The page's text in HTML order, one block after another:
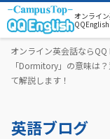
オンライ
QQEnglish
オンライン英会話ならQQ
「Dormitory」の意味は
て解説します！
英語ブログ